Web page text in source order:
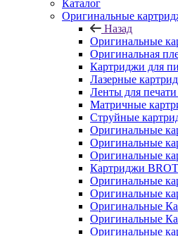
Каталог
Оригинальные
Назад
Оригинальные
Оригинальная
Картриджи для
Лазерные
Ленты для печати
Матричные
Струйные
Оригинальные
Оригинальные
Оригинальные
Картриджи
Оригинальные
Оригинальные
Оригинальные
Оригинальные
Оригинальные